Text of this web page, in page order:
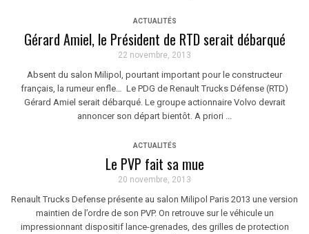
ACTUALITÉS
Gérard Amiel, le Président de RTD serait débarqué
22 novembre, 2013
Absent du salon Milipol, pourtant important pour le constructeur
français, la rumeur enfle… Le PDG de Renault Trucks Défense (RTD)
Gérard Amiel serait débarqué. Le groupe actionnaire Volvo devrait
annoncer son départ bientôt. A priori ...
ACTUALITÉS
Le PVP fait sa mue
20 novembre, 2013
Renault Trucks Defense présente au salon Milipol Paris 2013 une version
maintien de l’ordre de son PVP. On retrouve sur le véhicule un
impressionnant dispositif lance-grenades, des grilles de protection